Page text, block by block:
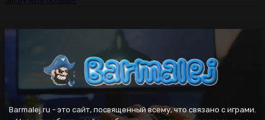
Barmalej.ru - это сайт, посвященный всему, что связано с играми.